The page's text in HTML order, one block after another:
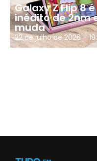
Galaxy Z Flip 8
inédito de 2nm
muda
22 de julho de 2026